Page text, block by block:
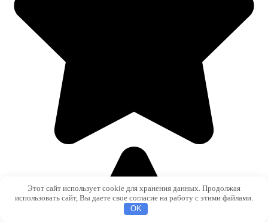
Этот сайт использует cookie для хранения данных. Продолжая
использовать сайт, Вы даете свое согласие на работу с этими файлами.
OK